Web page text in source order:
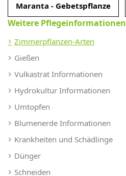
Maranta - Gebetspflanze
Weitere Pflegeinformationen
Zimmerpflanzen-Arten
Gießen
Vulkastrat Informationen
Hydrokultur Informationen
Umtopfen
Blumenerde Informationen
Krankheiten und Schädlinge
Dünger
Schneiden